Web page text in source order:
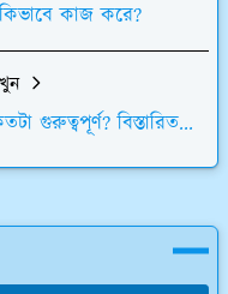
কিভাবে কাজ করে?
গুরুত্বপূর্ণ? বিস্তারিত...